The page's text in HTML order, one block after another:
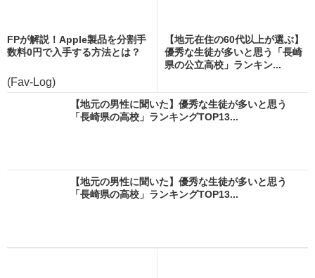
FPが解説！Apple製品を分割手
数料0円で入手する方法とは？
(Fav-Log)
【地元在住の60代以上が選ぶ】
優秀な生徒が多いと思う「長崎
県の公立高校」ランキン...
【地元の男性に聞いた】優秀な生徒が多いと思う
「長崎県の高校」ランキングTOP13...
【地元の男性に聞いた】優秀な生徒が多いと思う
「長崎県の高校」ランキングTOP13...